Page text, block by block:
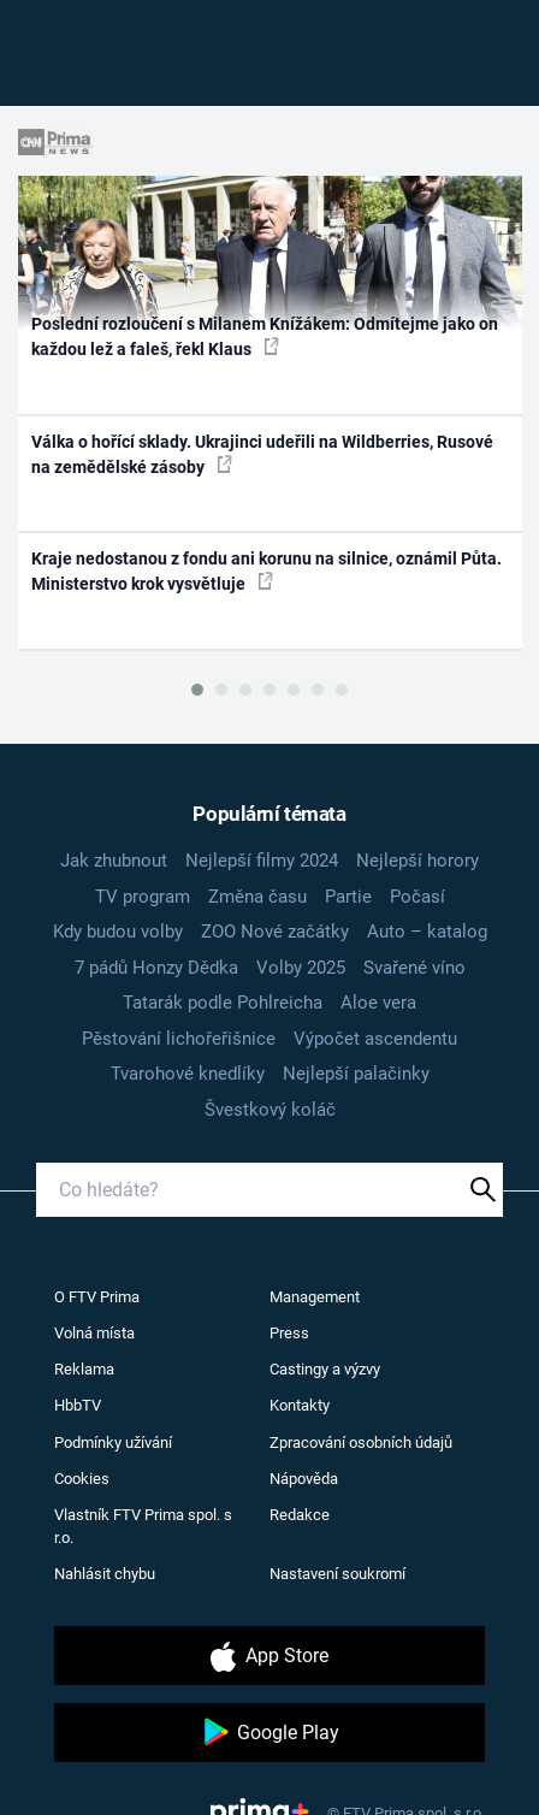
Poslední rozloučení s Milanem Knížákem: Odmítejme jako on
každou lež a faleš, řekl Klaus
Válka o hořící sklady. Ukrajinci udeřili na Wildberries, Rusové
na zemědělské zásoby
Kraje nedostanou z fondu ani korunu na silnice, oznámil Půta.
Ministerstvo krok vysvětluje
Populární témata
Jak zhubnout Nejlepší filmy 2024
Nejlepší horory
TV program
Změna času Partie
Počasí
Kdy budou volby
ZOO Nové začátky
Auto – katalog
7 pádů Honzy Dědka
Volby 2025
Svařené víno
Tatarák podle Pohlreicha
Aloe vera
Pěstování lichořeřišnice
Výpočet ascendentu
Tvarohové knedlíky
Nejlepší palačinky
Švestkový koláč
O FTV Prima Management
Volná místa Press
Reklama Castingy a výzvy
HbbTV Kontakty
Podmínky užívání Zpracování osobních údajů
Cookies Nápověda
Vlastník FTV Prima spol. s
r.o.
Redakce
Nahlásit chybu Nastavení soukromí
App Store
Google Play